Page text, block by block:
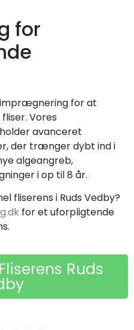
for
for at
Vores
avanceret
der trænger dybt ind i
algeangreb,
i op til 8 år.
fliserens i Ruds Vedby?
for et uforpligtende
Ruds